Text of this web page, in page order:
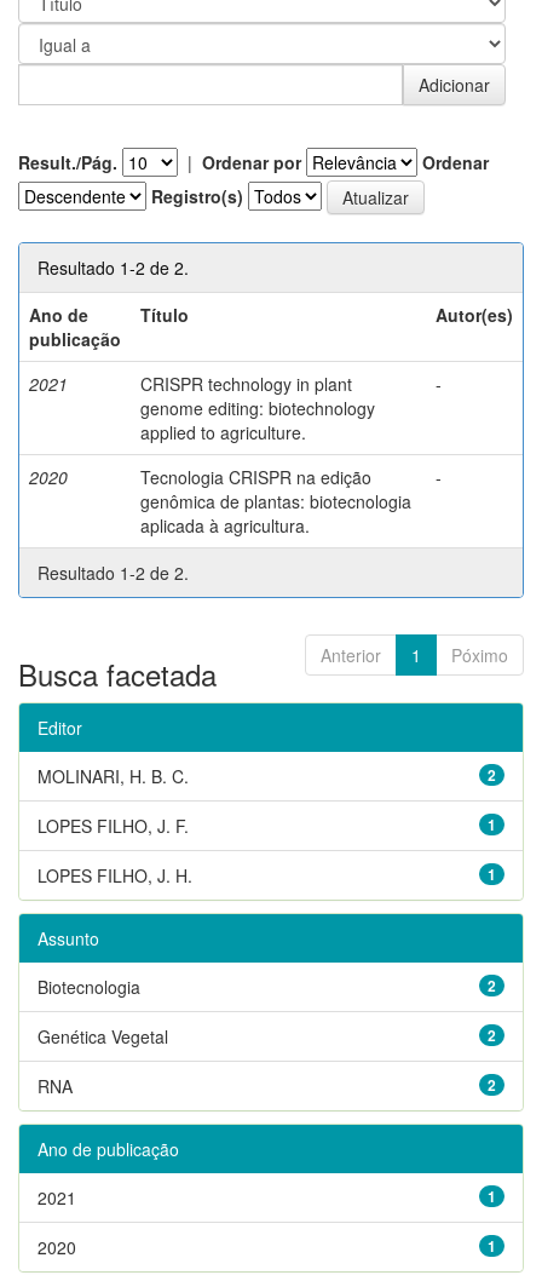
Result./Pág. | Ordenar por
Ordenar
Registro(s)
Resultado 1-2 de 2.
Ano de
publicação
Título Autor(es)
2021
CRISPR technology in plant
genome editing: biotechnology
applied to agriculture.
-
2020
Tecnologia CRISPR na edição
genômica de plantas: biotecnologia
aplicada à agricultura.
-
Resultado 1-2 de 2.
Anterior 1 Póximo
Busca facetada
Editor
2
MOLINARI, H. B. C.
1
LOPES FILHO, J. F.
1
LOPES FILHO, J. H.
Assunto
2
Biotecnologia
2
Genética Vegetal
2
RNA
Ano de publicação
1
2021
1
2020